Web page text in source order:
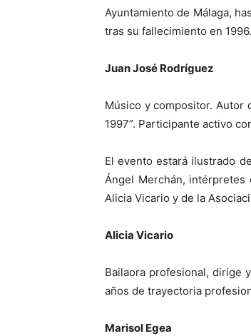
Ayuntamiento de Málaga,
tras su fallecimiento en
Juan José Rodríguez
Músico y compositor. Autor
1997”. Participante activo
El evento estará ilustrado
Ángel Merchán,
Alicia Vicario y de la
Alicia Vicario
Bailaora profesional, dirige
años de trayectoria
Marisol Egea